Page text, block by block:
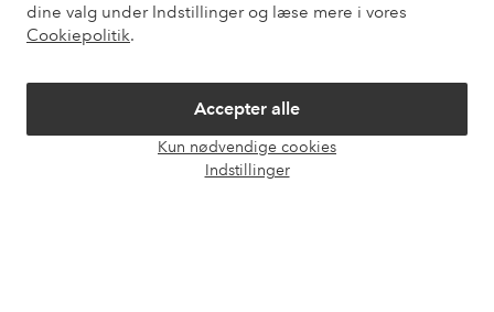
dine valg under Indstillinger og læse mere i vores
Cookiepolitik.
Accepter alle
Kun nødvendige cookies
Indstillinger
Mine sider